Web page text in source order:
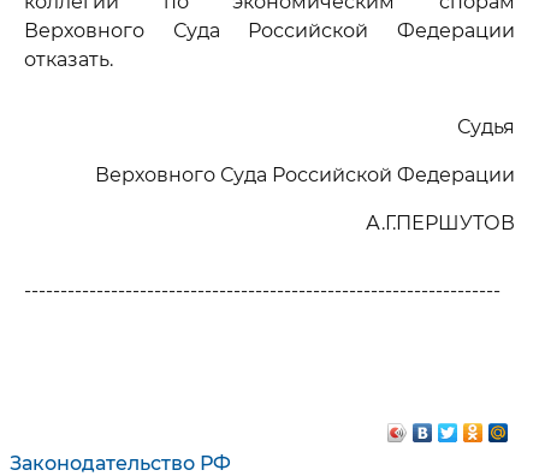
Законодательство РФ
Верховного Суда Российской Федерации
отказать.
Судья
Верховного Суда Российской Федерации
А.Г.ПЕРШУТОВ
------------------------------------------------------------------